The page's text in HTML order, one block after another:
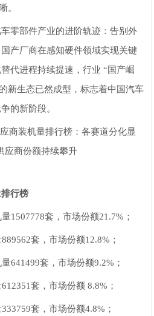
。
零部件产业的进阶轨迹：告别外
产厂商在感知硬件领域实现关键
代进程持续提速，行业 “国产崛
新生态已然成型，标志着中国汽车
的新阶段。
行榜
1507778套，市场份额21.7%；
套，市场份额12.8%；
641499套，市场份额9.2%；
套，市场份额 8.8%；
套，市场份额4.8%；